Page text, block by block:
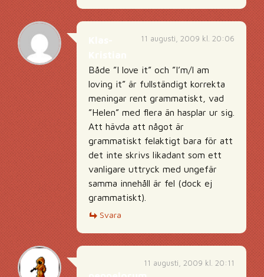
11 augusti, 2009 kl. 20:06
Både ”I love it” och ”I’m/I am
loving it” är fullständigt korrekta
meningar rent grammatiskt, vad
”Helen” med flera än hasplar ur sig.
Att hävda att något är
grammatiskt felaktigt bara för att
det inte skrivs likadant som ett
vanligare uttryck med ungefär
samma innehåll är fel (dock ej
grammatiskt).
Svara
11 augusti, 2009 kl. 20:11